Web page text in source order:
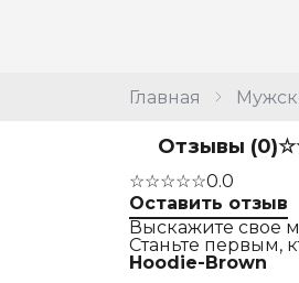
Главная
Отзывы (0)
☆☆☆☆☆0.0
Оставить отзыв
Выскажите свое
Станьте первым,
Hoodie-Brown